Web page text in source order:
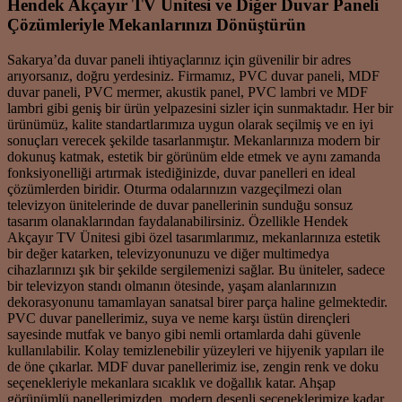
Hendek Akçayır TV Ünitesi ve Diğer Duvar Paneli
Çözümleriyle Mekanlarınızı Dönüştürün
Sakarya’da duvar paneli ihtiyaçlarınız için güvenilir bir adres
arıyorsanız, doğru yerdesiniz. Firmamız, PVC duvar paneli, MDF
duvar paneli, PVC mermer, akustik panel, PVC lambri ve MDF
lambri gibi geniş bir ürün yelpazesini sizler için sunmaktadır. Her bir
ürünümüz, kalite standartlarımıza uygun olarak seçilmiş ve en iyi
sonuçları verecek şekilde tasarlanmıştır. Mekanlarınıza modern bir
dokunuş katmak, estetik bir görünüm elde etmek ve aynı zamanda
fonksiyonelliği artırmak istediğinizde, duvar panelleri en ideal
çözümlerden biridir. Oturma odalarınızın vazgeçilmezi olan
televizyon ünitelerinde de duvar panellerinin sunduğu sonsuz
tasarım olanaklarından faydalanabilirsiniz. Özellikle Hendek
Akçayır TV Ünitesi gibi özel tasarımlarımız, mekanlarınıza estetik
bir değer katarken, televizyonunuzu ve diğer multimedya
cihazlarınızı şık bir şekilde sergilemenizi sağlar. Bu üniteler, sadece
bir televizyon standı olmanın ötesinde, yaşam alanlarınızın
dekorasyonunu tamamlayan sanatsal birer parça haline gelmektedir.
PVC duvar panellerimiz, suya ve neme karşı üstün dirençleri
sayesinde mutfak ve banyo gibi nemli ortamlarda dahi güvenle
kullanılabilir. Kolay temizlenebilir yüzeyleri ve hijyenik yapıları ile
de öne çıkarlar. MDF duvar panellerimiz ise, zengin renk ve doku
seçenekleriyle mekanlara sıcaklık ve doğallık katar. Ahşap
görünümlü panellerimizden, modern desenli seçeneklerimize kadar